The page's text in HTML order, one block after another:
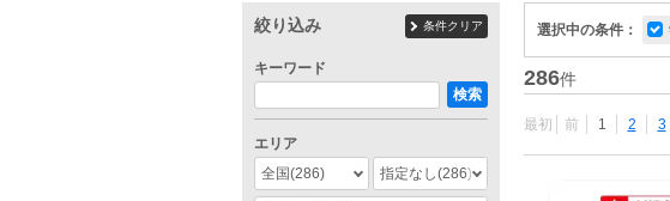
選択中の条件：
286件
最初 前 1 2 3
絞り込み 条件クリア
キーワード
検索
エリア
全国(286) 指定なし(286)